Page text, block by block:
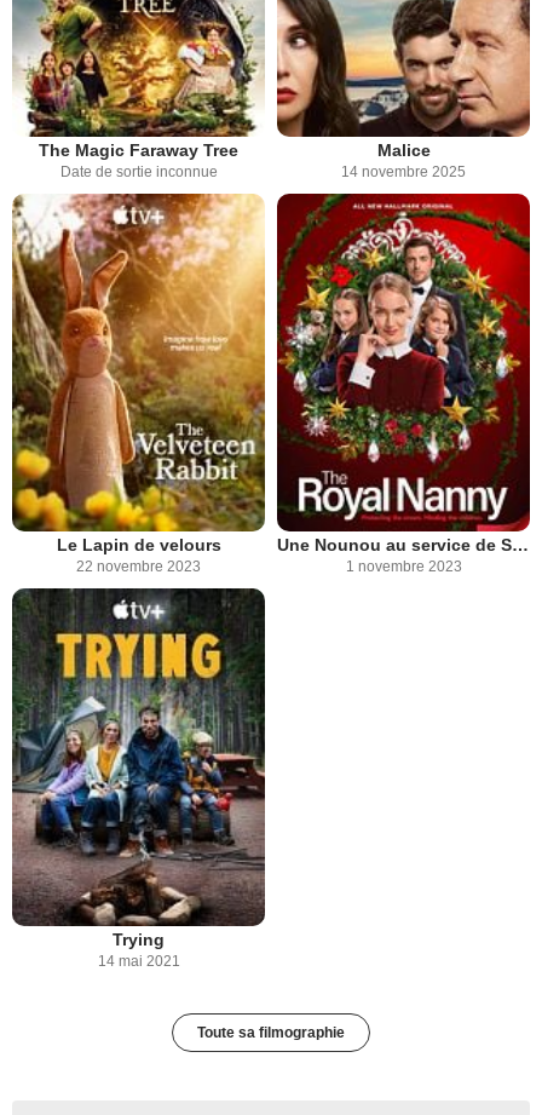
The Magic Faraway Tree
Date de sortie inconnue
Malice
14 novembre 2025
Le Lapin de velours
22 novembre 2023
Une Nounou au service de Sa Majesté
1 novembre 2023
Trying
14 mai 2021
Toute sa filmographie